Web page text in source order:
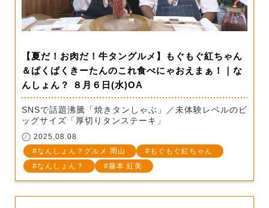
【夏だ！お肉だ！牛タングルメ】もぐもぐ紅ちゃん
＆ぱくぱくきーたんのこれ食べにゃおえまぁ！｜な
んしょん？ ８月６日(水)OA
SNSで話題沸騰「焼きタンしゃぶ」／未体験レベルのビ
ッグサイズ「厚切りタンステーキ」
2025.08.08
なんしょん？グルメ 岡山
もぐもぐ紅ちゃん
なんしょん？
藤本 紅美